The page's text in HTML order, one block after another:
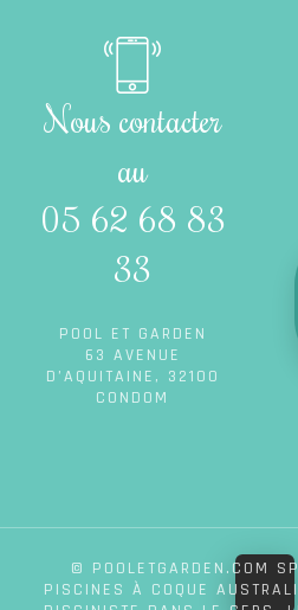
Nous contacter
au
05 62 68 83
33
POOL ET GARDEN
63 AVENUE
D’AQUITAINE, 32100
CONDOM
© POOLETGARDEN.COM
PISCINES À COQUE